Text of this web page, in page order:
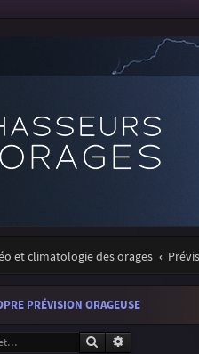
et climatologie des orages
PRÉVISION ORAGEUSE
Rechercher